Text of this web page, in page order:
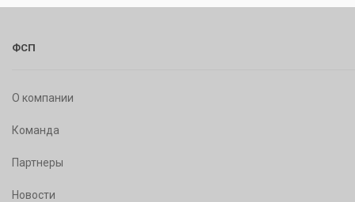
ФСП
О компании
Команда
Партнеры
Новости